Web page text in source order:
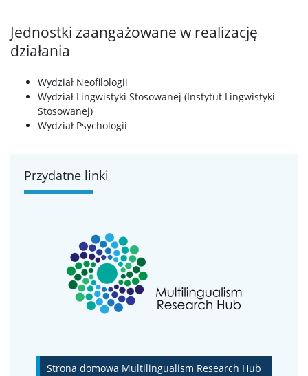
Jednostki zaangażowane w realizację
działania
Wydział Neofilologii
Wydział Lingwistyki Stosowanej (Instytut Lingwistyki
Stosowanej)
Wydział Psychologii
Przydatne linki
Strona domowa Multilingualism Research Hub